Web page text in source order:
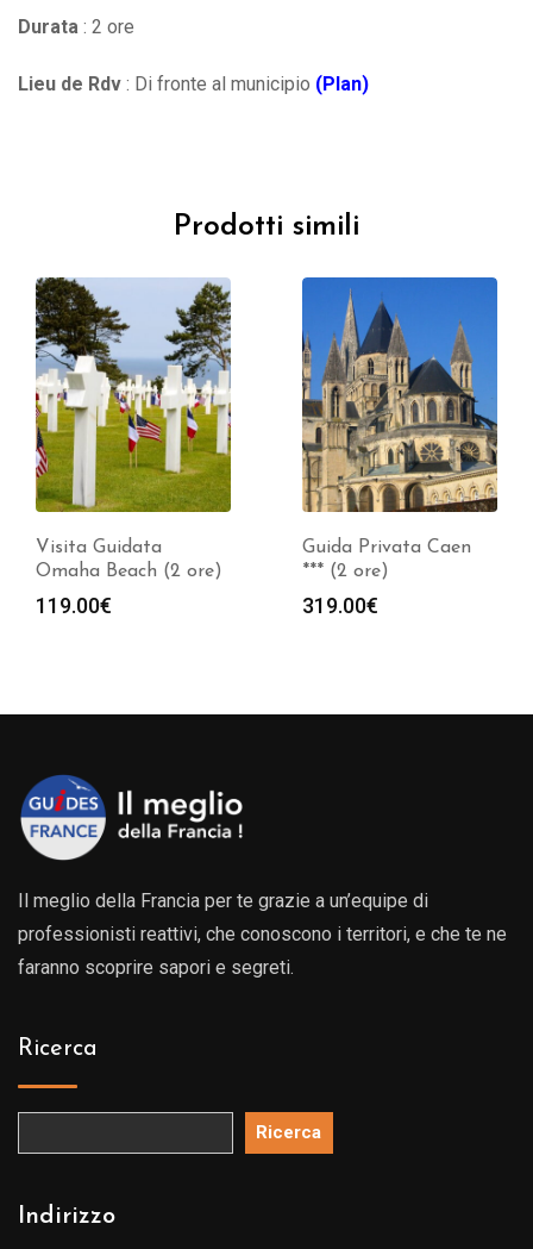
Durata : 2 ore
Lieu de Rdv : Di fronte al municipio (Plan)
Prodotti simili
Visita Guidata
Omaha Beach (2 ore)
119.00€
Guida Privata Caen
*** (2 ore)
319.00€
Il meglio della Francia per te grazie a un’equipe di
professionisti reattivi, che conoscono i territori, e che te ne
faranno scoprire sapori e segreti.
Ricerca
Ricerca
Indirizzo